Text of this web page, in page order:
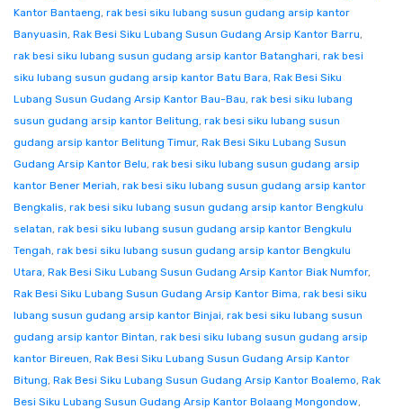
Kantor Bantaeng, rak besi siku lubang susun gudang arsip kantor
Banyuasin, Rak Besi Siku Lubang Susun Gudang Arsip Kantor Barru,
rak besi siku lubang susun gudang arsip kantor Batanghari, rak besi
siku lubang susun gudang arsip kantor Batu Bara, Rak Besi Siku
Lubang Susun Gudang Arsip Kantor Bau-Bau, rak besi siku lubang
susun gudang arsip kantor Belitung, rak besi siku lubang susun
gudang arsip kantor Belitung Timur, Rak Besi Siku Lubang Susun
Gudang Arsip Kantor Belu, rak besi siku lubang susun gudang arsip
kantor Bener Meriah, rak besi siku lubang susun gudang arsip kantor
Bengkalis, rak besi siku lubang susun gudang arsip kantor Bengkulu
selatan, rak besi siku lubang susun gudang arsip kantor Bengkulu
Tengah, rak besi siku lubang susun gudang arsip kantor Bengkulu
Utara, Rak Besi Siku Lubang Susun Gudang Arsip Kantor Biak Numfor,
Rak Besi Siku Lubang Susun Gudang Arsip Kantor Bima, rak besi siku
lubang susun gudang arsip kantor Binjai, rak besi siku lubang susun
gudang arsip kantor Bintan, rak besi siku lubang susun gudang arsip
kantor Bireuen, Rak Besi Siku Lubang Susun Gudang Arsip Kantor
Bitung, Rak Besi Siku Lubang Susun Gudang Arsip Kantor Boalemo, Rak
Besi Siku Lubang Susun Gudang Arsip Kantor Bolaang Mongondow,